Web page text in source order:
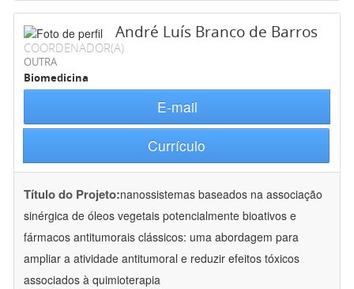
André Luís Branco de Barros
COORDENADOR(A)
OUTRA
Biomedicina
E-mail
Currículo
Título do Projeto:nanossistemas baseados na associação
sinérgica de óleos vegetais potencialmente bioativos e
fármacos antitumorais clássicos: uma abordagem para
ampliar a atividade antitumoral e reduzir efeitos tóxicos
associados à quimioterapia